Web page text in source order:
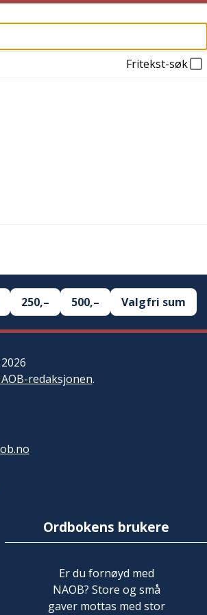
Fritekst-søk
250,– 500,– Valgfri sum
redaksjonen.
Ordbokens brukere
Er du fornøyd med
NAOB? Store og små
gaver mottas med stor